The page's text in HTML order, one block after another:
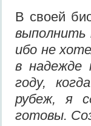
В своей
выполнить
ибо не
в надежде
году,
рубеж, я
готовы.